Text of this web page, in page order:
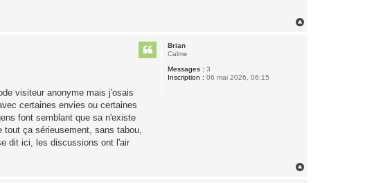
Brian
Calme
Messages : 3
Inscription : 06 mai 2026, 06:15
visiteur anonyme mais j'osais
certaines envies ou certaines
font semblant que sa n'existe
ça sérieusement, sans tabou,
dit ici, les discussions ont l'air